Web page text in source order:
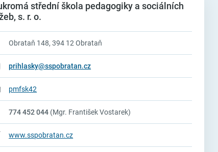
střední škola pedagogiky a sociálních
s. r. o.
Obrataň 148, 394 12 Obrataň
prihlasky@sspobratan.cz
pmfsk42
774 452 044 (Mgr. František Vostarek)
www.sspobratan.cz